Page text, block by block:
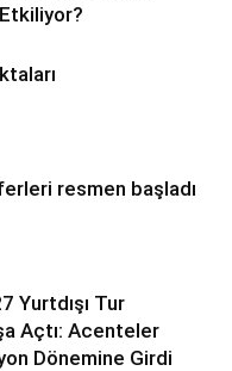
Etkiliyor?
resmen başladı
Yurtdışı Tur
Açtı: Acenteler
Dönemine Girdi